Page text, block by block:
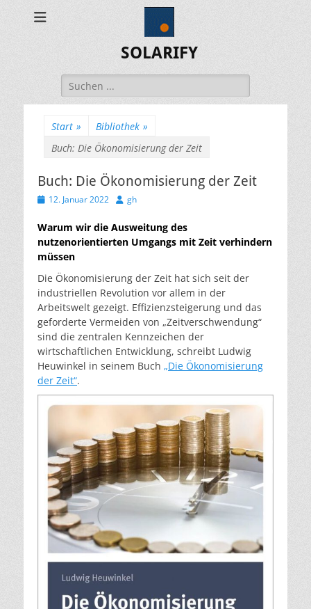
SOLARIFY
Suchen
nach:
Start » Bibliothek »
Buch: Die Ökonomisierung der Zeit
Buch: Die Ökonomisierung der Zeit
Veröffentlicht
12. Januar 2022 Autor
gh
Warum wir die Ausweitung des
nutzenorientierten Umgangs mit Zeit verhindern
müssen
Die Ökonomisierung der Zeit hat sich seit der
industriellen Revolution vor allem in der
Arbeitswelt gezeigt. Effizienzsteigerung und das
geforderte Vermeiden von „Zeitverschwendung“
sind die zentralen Kennzeichen der
wirtschaftlichen Entwicklung, schreibt Ludwig
Heuwinkel in seinem Buch „Die Ökonomisierung
der Zeit“.